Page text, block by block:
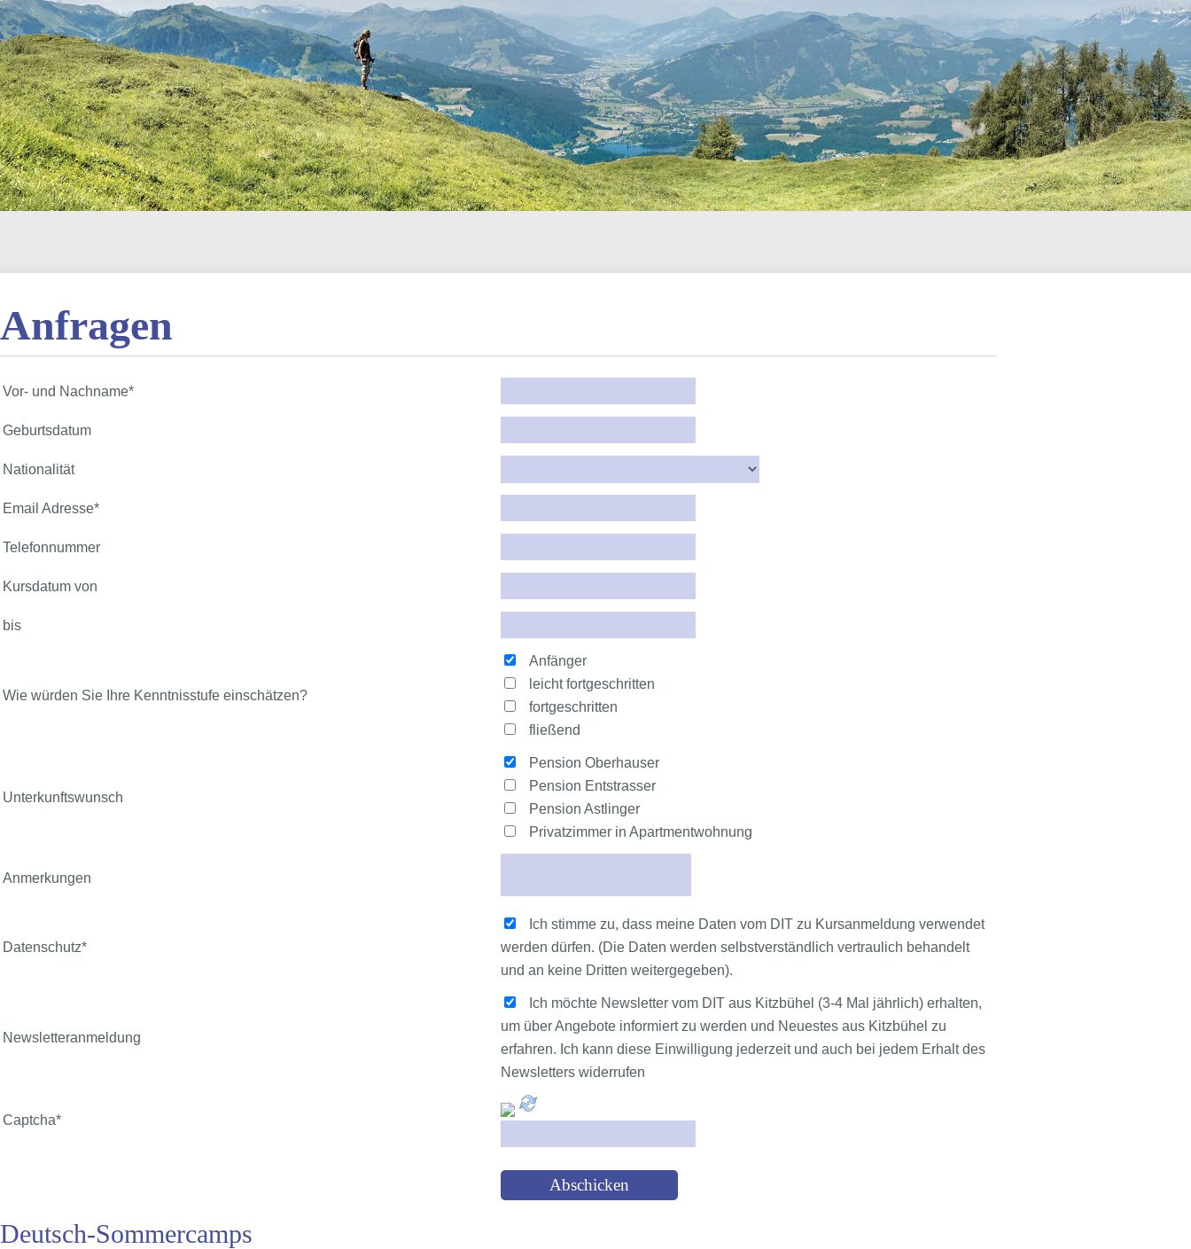
Anfragen
Vor- und Nachname*
Geburtsdatum
Nationalität
Email Adresse*
Telefonnummer
Kursdatum von
bis
Wie würden Sie Ihre Kenntnisstufe einschätzen?
Anfänger
leicht fortgeschritten
fortgeschritten
fließend
Unterkunftswunsch
Pension Oberhauser
Pension Entstrasser
Pension Astlinger
Privatzimmer in Apartmentwohnung
Anmerkungen
Datenschutz*
Ich stimme zu, dass meine Daten vom DIT zu Kursanmeldung verwendet
werden dürfen. (Die Daten werden selbstverständlich vertraulich behandelt
und an keine Dritten weitergegeben).
Newsletteranmeldung
Ich möchte Newsletter vom DIT aus Kitzbühel (3-4 Mal jährlich) erhalten,
um über Angebote informiert zu werden und Neuestes aus Kitzbühel zu
erfahren. Ich kann diese Einwilligung jederzeit und auch bei jedem Erhalt des
Newsletters widerrufen
Captcha*
Deutsch-Sommercamps